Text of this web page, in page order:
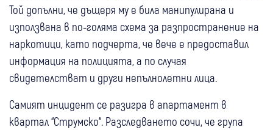
Той допълни, че дъщеря му е била манипулирана и
използвана в по-голяма схема за разпространение на
наркотици, като подчерта, че вече е предоставил
информация на полицията, а по случая
свидетелстват и други непълнолетни лица.
Самият инцидент се разигра в апартамент в
квартал “Струмско“. Разследването сочи, че група